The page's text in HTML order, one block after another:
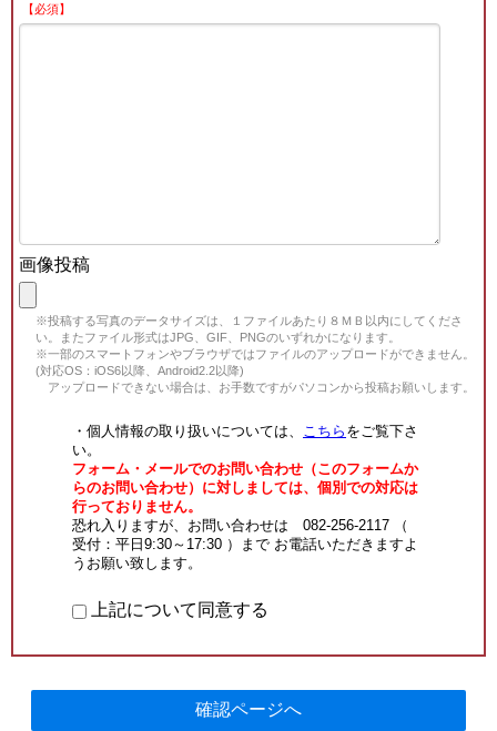
【必須】
画像投稿
※投稿する写真のデータサイズは、１ファイルあたり８ＭＢ以内にしてくださ
い。またファイル形式はJPG、GIF、PNGのいずれかになります。
※一部のスマートフォンやブラウザではファイルのアップロードができません。
(対応OS：iOS6以降、Android2.2以降)
アップロードできない場合は、お手数ですがパソコンから投稿お願いします。
・個人情報の取り扱いについては、 こちら をご覧下さ
い。
フォーム・メールでのお問い合わせ（このフォームか
らのお問い合わせ）に対しましては、個別での対応は
行っておりません。
恐れ入りますが、お問い合わせは 082-256-2117 （
受付：平日9:30～17:30 ）まで お電話いただきますよ
うお願い致します。
上記について同意する
確認ページへ